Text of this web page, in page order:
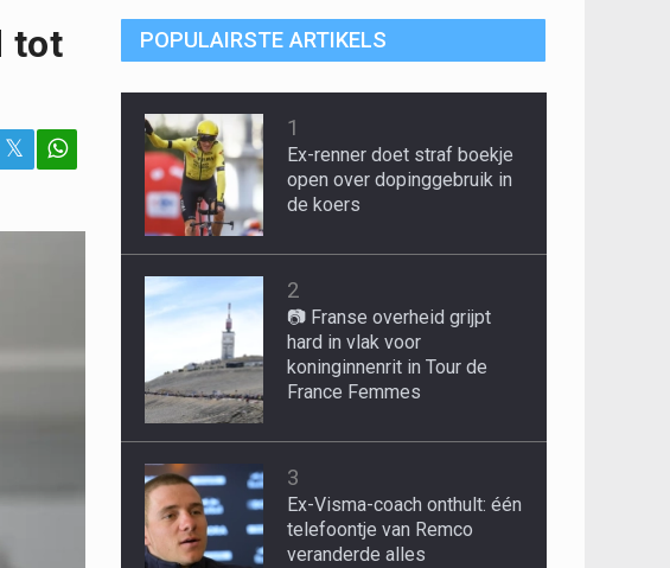
tot
𝕏
POPULAIRSTE ARTIKELS
1
Ex-renner doet straf boekje
open over dopinggebruik in
de koers
2
📷 Franse overheid grijpt
hard in vlak voor
koninginnenrit in Tour de
France Femmes
3
Ex-Visma-coach onthult: één
telefoontje van Remco
veranderde alles